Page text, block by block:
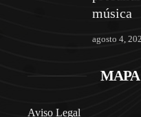
música
agosto 4,
Aviso Legal